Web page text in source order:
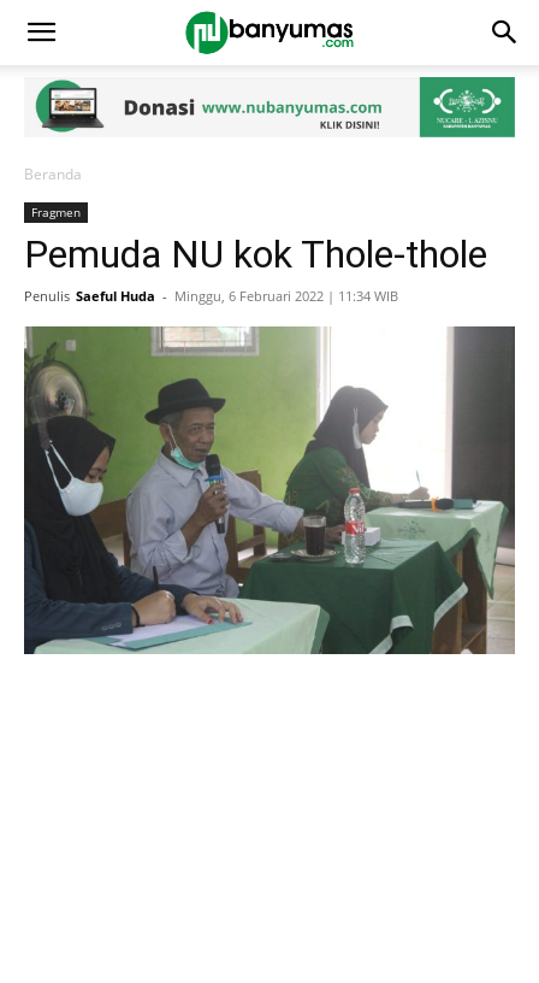
Beranda
Fragmen
Pemuda NU kok Thole-thole
Penulis Saeful Huda - Minggu, 6 Februari 2022 | 11:34 WIB